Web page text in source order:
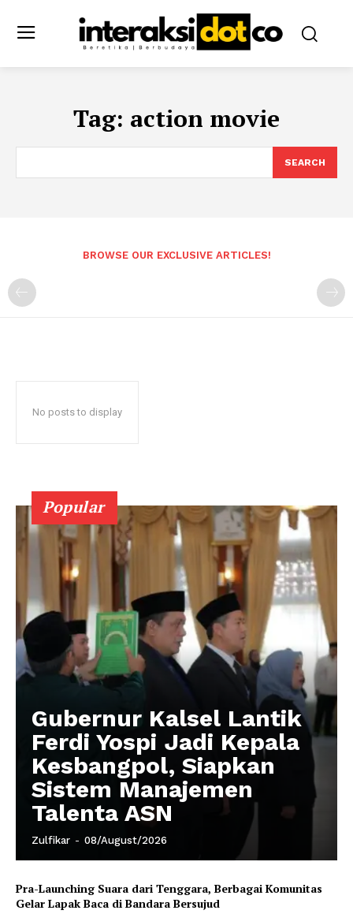
Tag: action movie
SEARCH
BROWSE OUR EXCLUSIVE ARTICLES!
No posts to display
Popular
Gubernur Kalsel Lantik
Ferdi Yospi Jadi Kepala
Kesbangpol, Siapkan
Sistem Manajemen
Talenta ASN
Zulfikar - 08/August/2026
Pra-Launching Suara dari Tenggara, Berbagai Komunitas
Gelar Lapak Baca di Bandara Bersujud